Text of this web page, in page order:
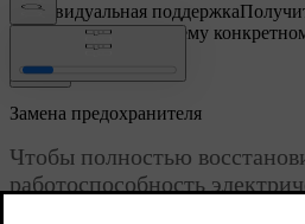
Индивидуальная поддержка
информацию по вашему
Войти
Замена предохранителя
Чтобы полностью
работоспособность